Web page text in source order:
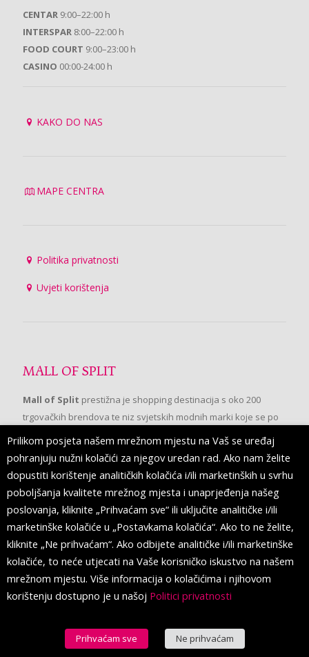
CENTAR 9:00–22:00 h
INTERSPAR 8:00–22:00 h
FOOD COURT 9:00–23:00 h
CASINO 00:00-24:00 h
KAKO DO NAS
MAPE CENTRA
Politika privatnosti
Uvjeti korištenja
MALL OF SPLIT
Mall of Split prestižna je shopping destinacija s oko 200
trgovačkih brendova te niz svjetskih modnih marki koje se po
prvi put pojavljuju u Splitu.
PRATITE NAS
Prilikom posjeta našem mrežnom mjestu na Vaš se uređaj
pohranjuju nužni kolačići za njegov uredan rad. Ako nam želite
dopustiti korištenje analitičkih kolačića i/ili marketinških u svrhu
poboljšanja kvalitete mrežnog mjesta i unaprjeđenja našeg
poslovanja, kliknite „Prihvaćam sve“ ili uključite analitičke i/ili
marketinške kolačiće u „Postavkama kolačića“. Ako to ne želite,
kliknite „Ne prihvaćam“. Ako odbijete analitičke i/ili marketinške
kolačiće, to neće utjecati na Vaše korisničko iskustvo na našem
mrežnom mjestu. Više informacija o kolačićima i njihovom
korištenju dostupno je u našoj Politici privatnosti
Prihvaćam sve Ne prihvaćam